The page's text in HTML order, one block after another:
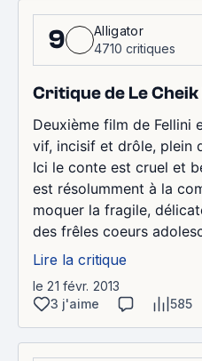
9
Alligator
4710 critiques
Critique de Le
Deuxième film de Fellini
vif, incisif et drôle, plein
Ici le conte est cruel et
est résolumment à la
moquer la fragile,
des frêles coeurs
Lire la critique
le 21 févr. 2013
3 j'aime
585